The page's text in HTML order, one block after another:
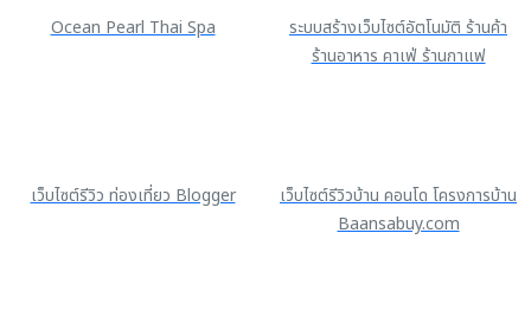
Ocean Pearl Thai Spa
ระบบสร้างเว็บไซต์อัตโนมัติ ร้านค้า
ร้านอาหาร คาเฟ่ ร้านกาแฟ
เว็บไซต์รีวิว ท่องเที่ยว Blogger
เว็บไซต์รีวิวบ้าน คอนโด โครงการบ้าน
Baansabuy.com